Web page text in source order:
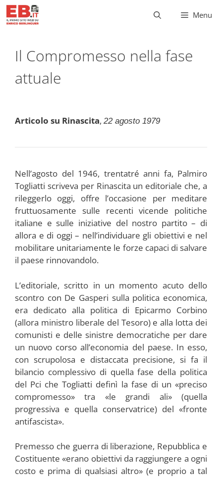
Vai
Menu
Il Compromesso nella fase
attuale
Articolo su Rinascita, 22 agosto 1979
Nell’agosto del 1946, trentatré anni fa, Palmiro
Togliatti scriveva per Rinascita un editoriale che, a
rileggerlo oggi, offre l’occasione per meditare
fruttuosamente sulle recenti vicende politiche
italiane e sulle iniziative del nostro partito – di
allora e di oggi – nell’individuare gli obiettivi e nel
mobilitare unitariamente le forze capaci di salvare
il paese rinnovandolo.
L’editoriale, scritto in un momento acuto dello
scontro con De Gasperi sulla politica economica,
era dedicato alla politica di Epicarmo Corbino
(allora ministro liberale del Tesoro) e alla lotta dei
comunisti e delle sinistre democratiche per dare
un nuovo corso all’economia del paese. In esso,
con scrupolosa e distaccata precisione, si fa il
bilancio complessivo di quella fase della politica
del Pci che Togliatti definì la fase di un «preciso
compromesso» tra «le grandi ali» (quella
progressiva e quella conservatrice) del «fronte
antifascista».
Premesso che guerra di liberazione, Repubblica e
Costituente «erano obiettivi da raggiungere a ogni
costo e prima di qualsiasi altro» (e proprio a tal